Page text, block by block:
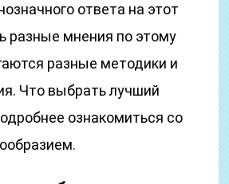
ответа на этот
разные мнения по этому
разные методики и
Что выбрать лучший
ознакомиться со